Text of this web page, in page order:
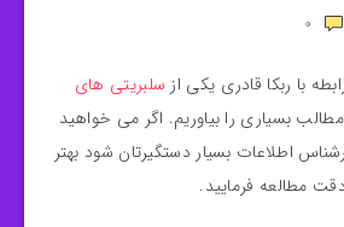
0
با ربکا قادری یکی از سلبریتی های
بسیاری را بیاوریم. اگر می خواهید
اطلاعات بسیار دستگیرتان شود بهتر
مطالعه فرمایید.